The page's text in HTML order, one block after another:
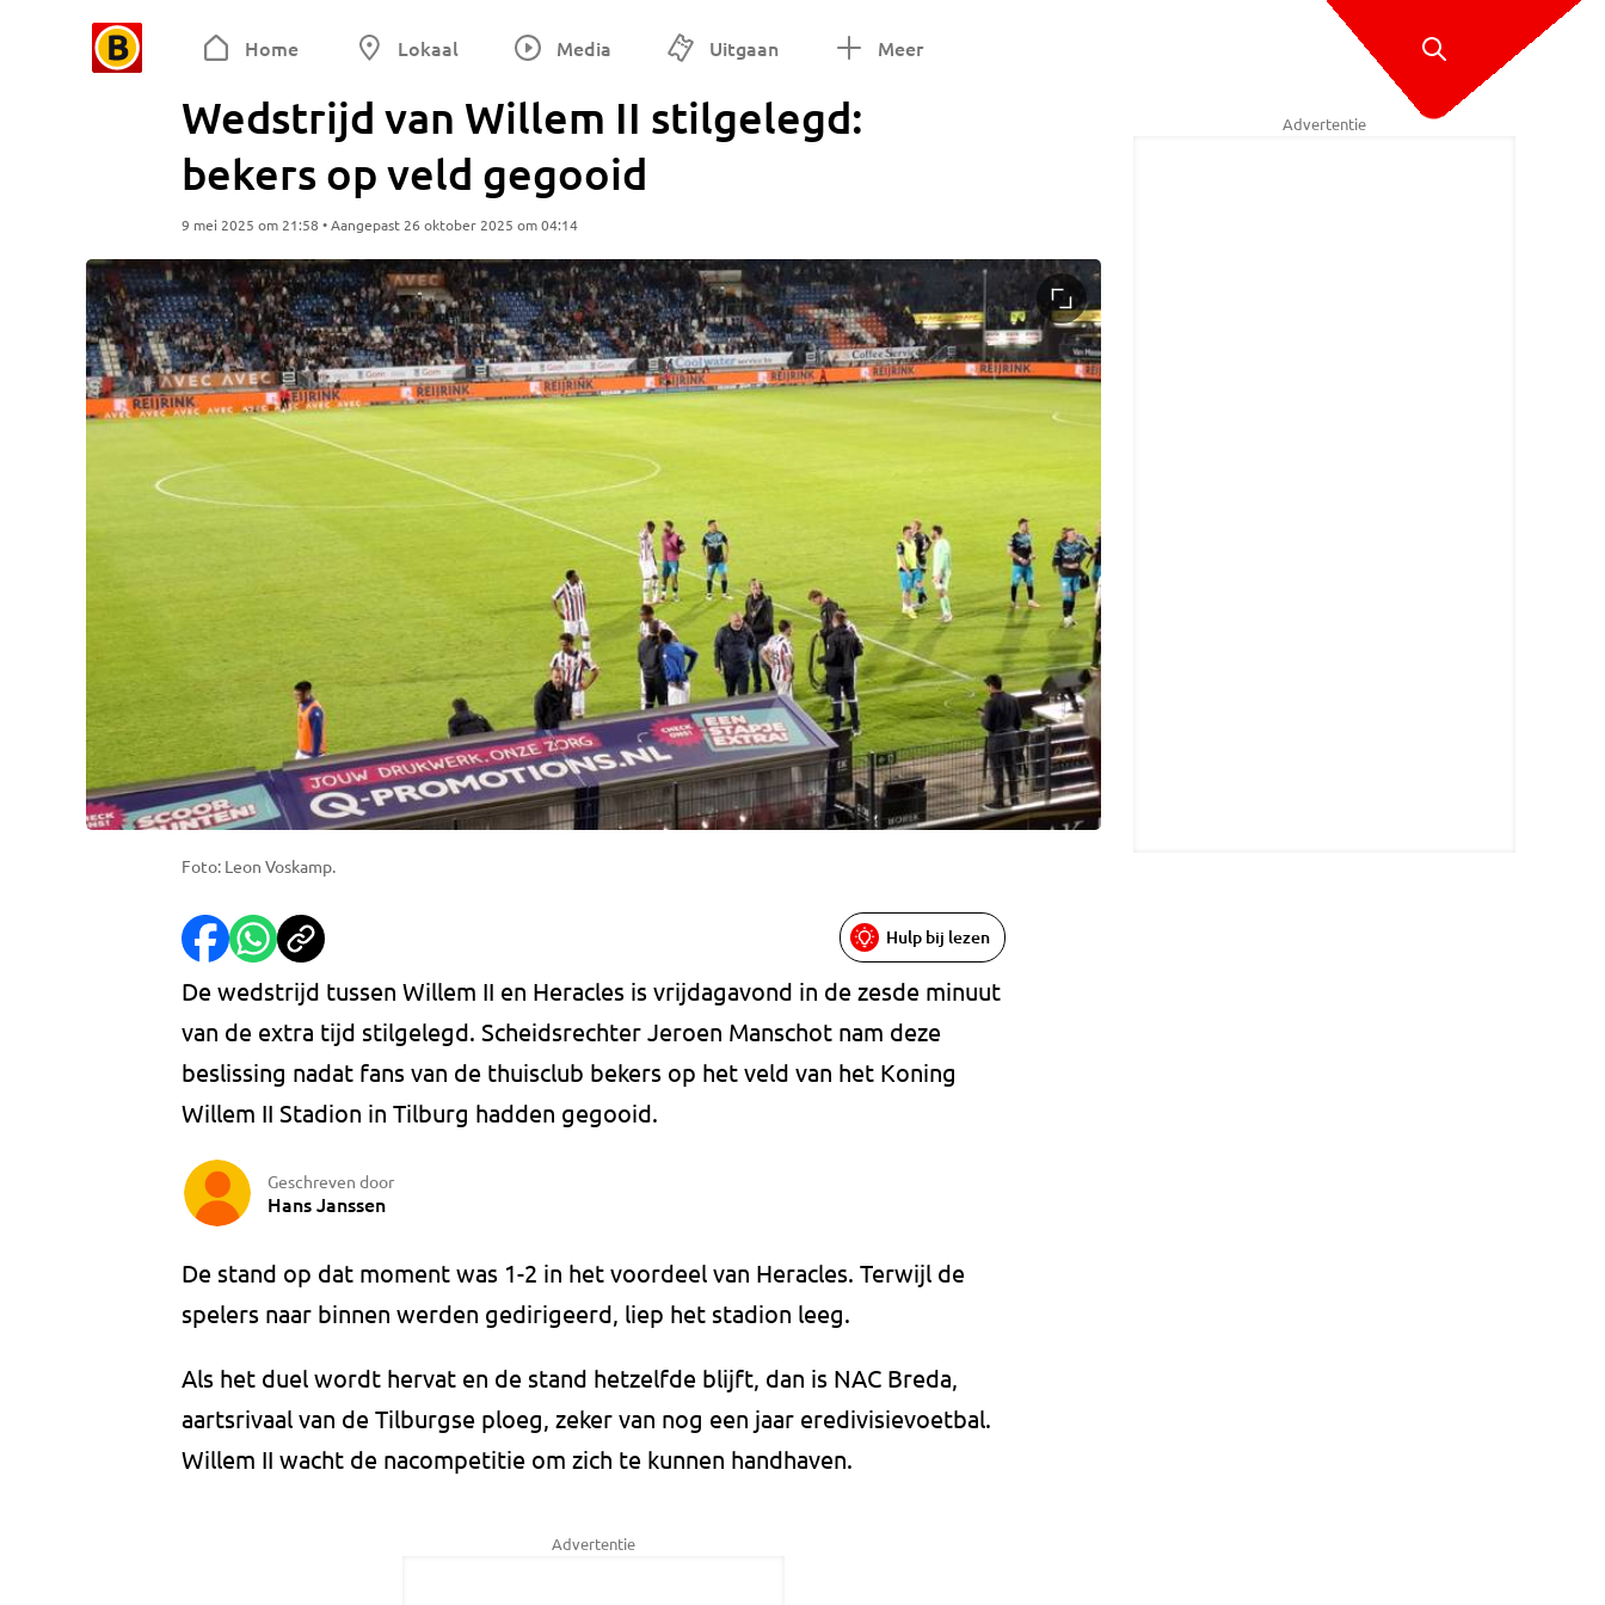
Home Lokaal Media Uitgaan Meer
Wedstrijd van Willem II stilgelegd:
bekers op veld gegooid
9 mei 2025 om 21:58 • Aangepast 26 oktober 2025 om 04:14
Foto: Leon Voskamp.
Hulp bij lezen
De wedstrijd tussen Willem II en Heracles is vrijdagavond in de zesde minuut
van de extra tijd stilgelegd. Scheidsrechter Jeroen Manschot nam deze
beslissing nadat fans van de thuisclub bekers op het veld van het Koning
Willem II Stadion in Tilburg hadden gegooid.
Geschreven door
Hans Janssen
De stand op dat moment was 1-2 in het voordeel van Heracles. Terwijl de
spelers naar binnen werden gedirigeerd, liep het stadion leeg.
Als het duel wordt hervat en de stand hetzelfde blijft, dan is NAC Breda,
aartsrivaal van de Tilburgse ploeg, zeker van nog een jaar eredivisievoetbal.
Willem II wacht de nacompetitie om zich te kunnen handhaven.
Advertentie
Advertentie